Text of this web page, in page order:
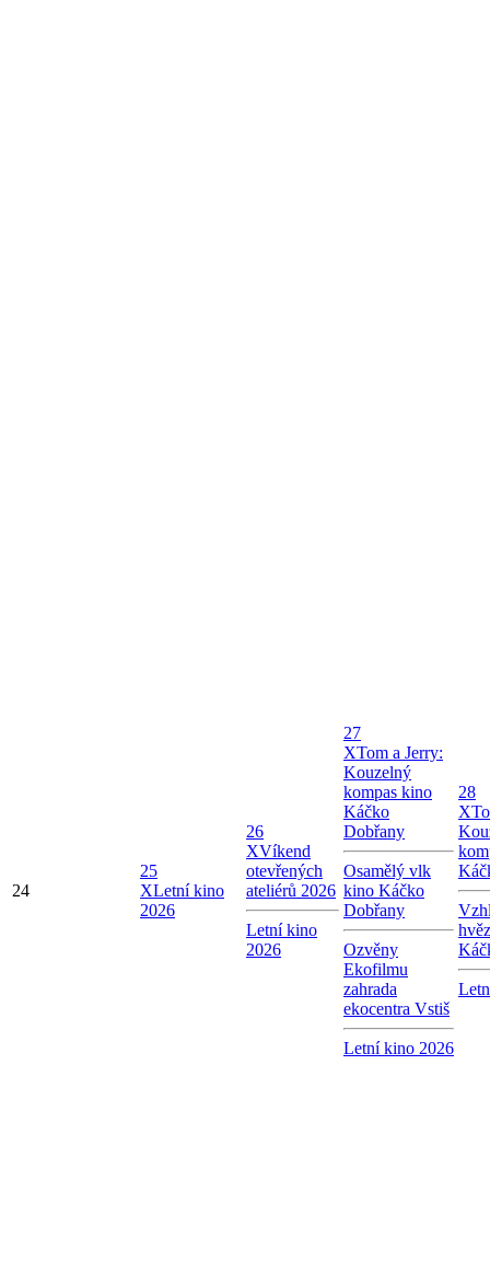
24
25
XLetní kino
2026
26
XVíkend
otevřených
ateliérů 2026
Letní kino
2026
27
XTom a Jerry:
Kouzelný
kompas kino
Káčko
Dobřany
Osamělý vlk
kino Káčko
Dobřany
Ozvěny
Ekofilmu
zahrada
ekocentra Vstiš
Letní kino 2026
28
X